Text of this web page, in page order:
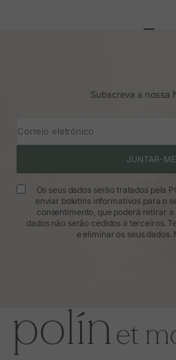
Subscreva a nossa
Correio eletrónico
JUNTAR-ME
Os seus dados serão tratados pela
enviar boletins informativos para o
consentimento, que poderá retirar
dados não serão cedidos a terceiros.
e eliminar os seus dados.